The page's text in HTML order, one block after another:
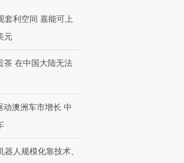
套利空间 嘉能可上
元
茶 在中国大陆无法
动澳洲车市增长 中
人规模化靠技术、